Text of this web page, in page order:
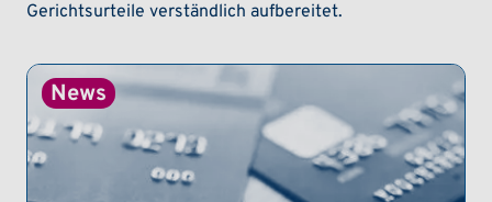
Gerichtsurteile verständlich aufbereitet.